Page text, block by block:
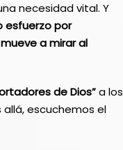
necesidad vital. Y
esfuerzo por
a mirar al
de Dios”a los
allá, escuchemos el